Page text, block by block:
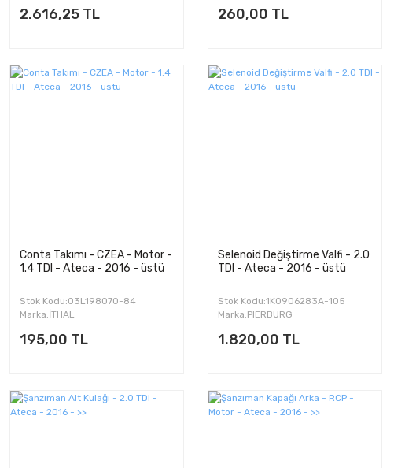
2.616,25 TL 260,00 TL
Conta Takımı - CZEA - Motor -
1.4 TDI - Ateca - 2016 - üstü
Stok Kodu:03L198070-84
Marka:İTHAL
195,00 TL
Selenoid Değiştirme Valfi - 2.0
TDI - Ateca - 2016 - üstü
Stok Kodu:1K0906283A-105
Marka:PIERBURG
1.820,00 TL